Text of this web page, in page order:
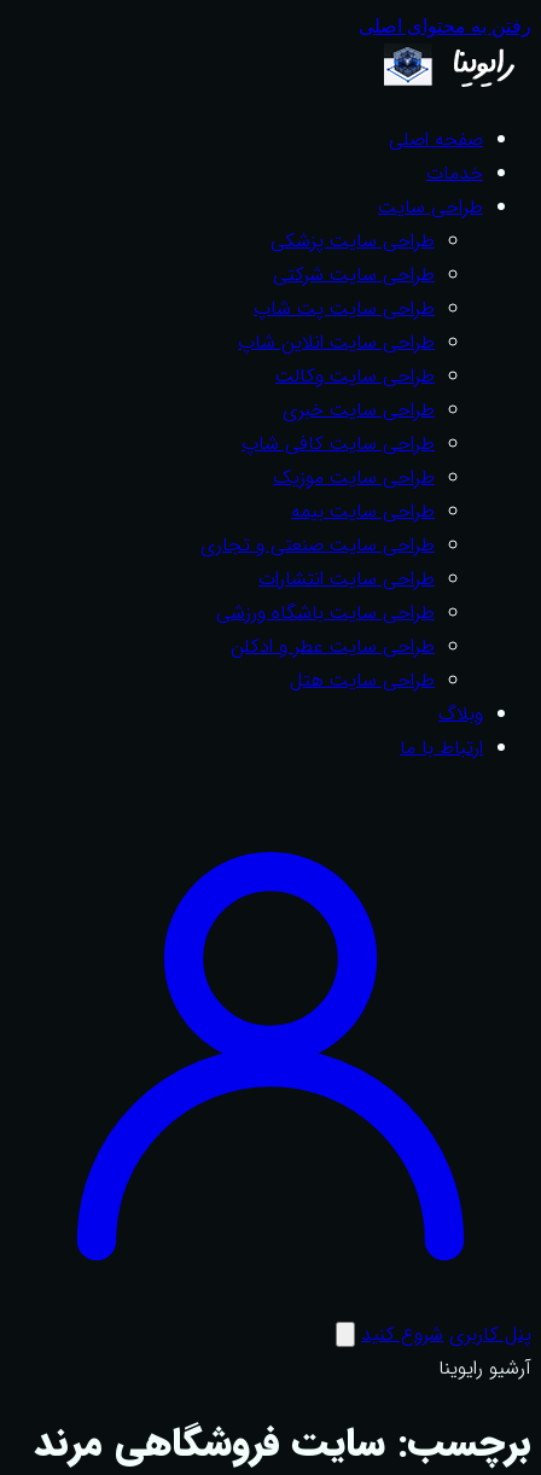
رفتن به محتوای اصلی
صفحه اصلی
خدمات
طراحی سایت
طراحی سایت پزشکی
طراحی سایت شرکتی
طراحی سایت پت شاپ
طراحی سایت انلاین شاپ
طراحی سایت وکالت
طراحی سایت خبری
طراحی سایت کافی شاپ
طراحی سایت موزیک
طراحی سایت بیمه
طراحی سایت صنعتی و تجاری
طراحی سایت انتشارات
طراحی سایت باشگاه ورزشی
طراحی سایت عطر و ادکلن
طراحی سایت هتل
وبلاگ
ارتباط با ما
پنل کاربری شروع کنید
آرشیو رایوینا
برچسب: سایت فروشگاهی مرند